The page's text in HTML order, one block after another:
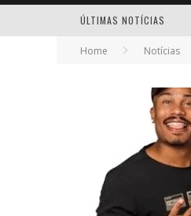
ÚLTIMAS NOTÍCIAS
Home Notícias